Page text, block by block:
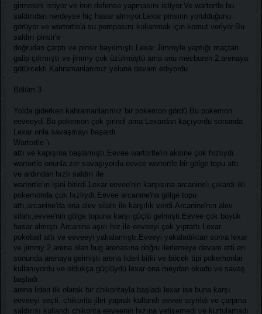
girmesini istiyor ve iron defense yapmasını istiyor.Ve wartortle bu
saldırıdan nerdeyse hiç hasar almıyor.Lexar pinsirin yorulduğunu
görüyor ve wartortle'a su pompasını kullanmak için komut veriyor.Bu
saldırı pinsir'e
doğrudan çarptı ve pinsir bayılmıştı.Lexar Jimmyle yaptığı maçtan
galip çıkmıştı ve jimmy çok üzülmüştü ama onu mecburen 2.arenaya
götürcekti.Kahramanlarımız yoluna devam ediyordu.
Bölüm 3
Yolda giderken kahramanlarımız bir pokemon gördü.Bu pokemon
eeveeydi.Bu pokemon çok şirindi ama Lexardan kaçıyordu sonunda
Lexar onla savaşmayı başardı
Wartortle 'ı
attı ve kapışma başlamıştı.Eevee wartortle'ın aksine çok hızlıydı
wartortle onunla zor savaşıyordu eevee wartortle bir gölge topu attı
ve ardından hızlı saldırı ile
wartortle'ın işini bitirdi.Lexar eevee'nin karşısına arcanine'ı çıkardı.iki
pokemonda çok hızlıydı.Eevee arcanine'na gölge topu
attı,arcanine'da ona alev silahı ile karşılık verdi.Arcanine'nın alev
silahı,eevee'nin gölge topuna karşı güçlü gelmişti.Eevee çok büyük
hasar almıştı.Arcanine aşırı hız ile eeveeyi çok yıprattı.Lexar
pokeball attı ve eeveeyi yakalamıştı.Eveeyi yakaladıktan sonra lexar
ve jimmy 2.arena olan bug arenasına doğru ilerlemeye devam etti.en
sonunda arenaya gelmişti arena lideri bitki ve böcek tipi pokemonlar
kullanıyordu ve oldukça güçlüydü lexar ona meydan okudu ve savaş
başladı.
arena lideri ilk olarak bir chikoritayla başladı lexar ise buna karşı
eeveeyi seçti. chikorita jilet yaprak kullandı eevee sıyrıldı ve çarpma
saldırısı kullandı chikorita eeveenin hızına yetişemedi ve kurtulamadı